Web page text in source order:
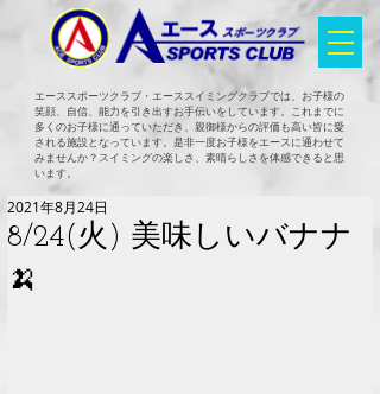
エーススポーツクラブ・エーススイミングクラブでは、お子様の
笑顔、自信、能力を引き出すお手伝いをしています。これまでに
多くのお子様に通っていただき、親御様からの評価も高い皆に愛
される施設となっています。是非一度お子様をエースに通わせて
みませんか？スイミングの楽しさ、素晴らしさを体感できると思
います。
8/24(火) 美味しいバナナ
🍌
2021年8月24日